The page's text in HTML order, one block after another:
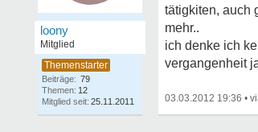
loony
Mitglied
Beiträge: 79
Themen: 12
Mitglied seit: 25.11.2011
tätigkiten, auch
mehr..
ich denke ich
vergangenheit
03.03.2012 19:36 •